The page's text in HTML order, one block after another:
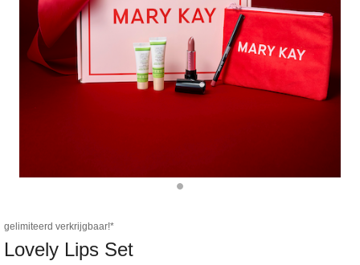
gelimiteerd verkrijgbaar!*
Lovely Lips Set